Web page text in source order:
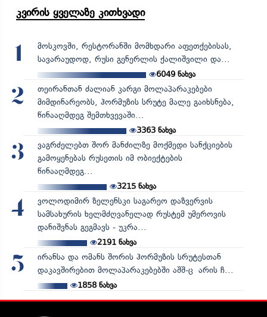
კვირის ყველაზე კითხვადი
1
მოსკოვში, რესტორანში მომხდარი აფეთქებისას,
სავარაუდოდ, რუსი გენერლის ქალიშვილი და...
6049 ნახვა
2
თეირანთან ძალიან კარგი მოლაპარაკებები
მიმდინარეობს, ჰორმუზის სრუტე მალე გაიხსნება,
წინააღმდეგ შემთხვევაში...
3363ნახვა
3
ვაგრძელებთ შორ მანძილზე მოქმედი სანქციების
გამოყენებას რუსეთის იმ ობიექტების
წინააღმდეგ...
3215ნახვა
4
ვოლოდიმირ ზელენსკი საგარეო დაზვერვის
სამსახურის ხელმძღვანელად რუსტემ უმეროვის
დანიშვნას გეგმავს - უკრა...
2191ნახვა
5
ირანსა და ომანს შორის ჰორმუზის სრუტესთან
დაკავშირებით მოლაპარაკებებში აშშ-ც არის ჩ...
1858ნახვა